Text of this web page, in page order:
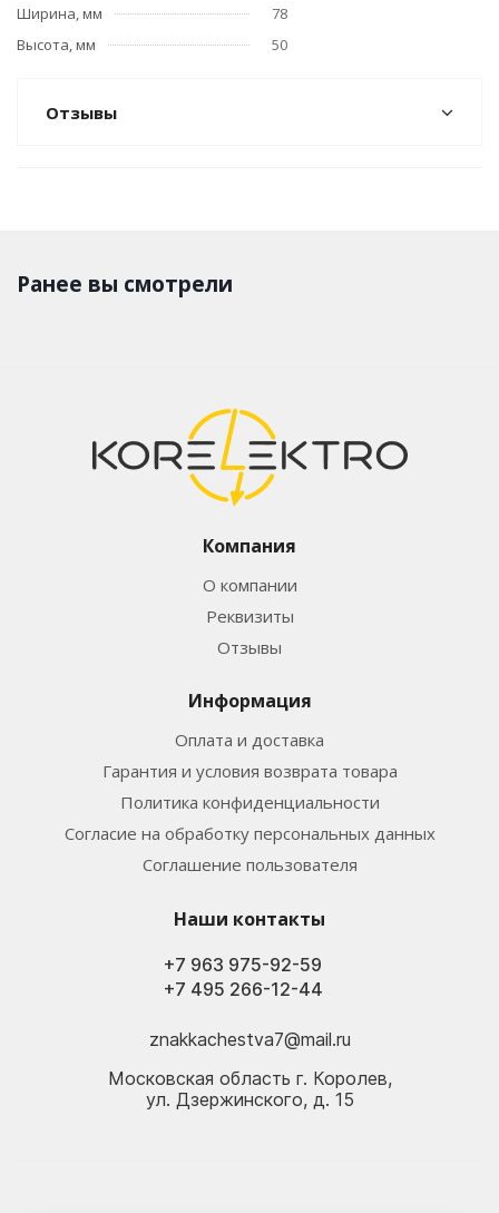
Ширина, мм
78
Высота, мм
50
Отзывы
Ранее вы смотрели
Компания
О компании
Реквизиты
Отзывы
Информация
Оплата и доставка
Гарантия и условия возврата товара
Политика конфиденциальности
Согласие на обработку персональных данных
Соглашение пользователя
Наши контакты
+7 495 266-12-44
+7 963 975-92-59
znakkachestva7@mail.ru
Московская область г. Королев,
ул. Дзержинского, д. 15